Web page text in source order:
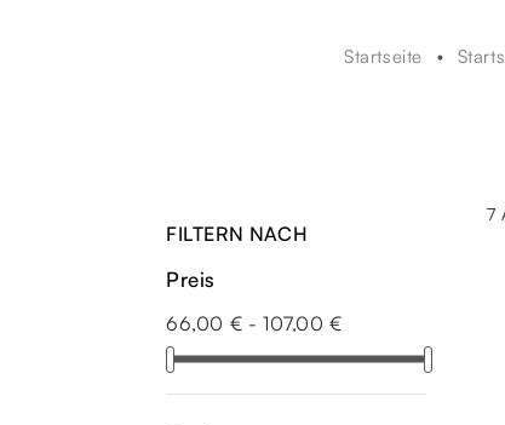
Startseite
FILTERN NACH
Preis
66,00 € - 107,00 €
7